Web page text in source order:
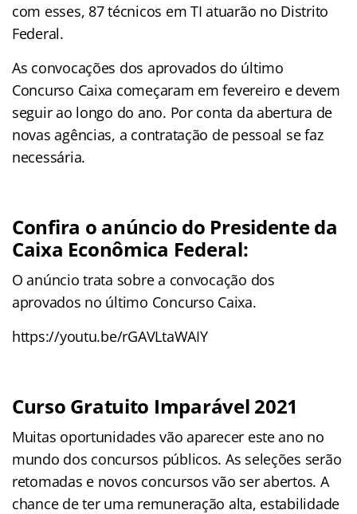
com esses, 87 técnicos em TI atuarão no Distrito
Federal.
As convocações dos aprovados do último
Concurso Caixa começaram em fevereiro e devem
seguir ao longo do ano. Por conta da abertura de
novas agências, a contratação de pessoal se faz
necessária.
Confira o anúncio do Presidente da
Caixa Econômica Federal:
O anúncio trata sobre a convocação dos
aprovados no último Concurso Caixa.
https://youtu.be/rGAVLtaWAIY
Curso Gratuito Imparável 2021
Muitas oportunidades vão aparecer este ano no
mundo dos concursos públicos. As seleções serão
retomadas e novos concursos vão ser abertos. A
chance de ter uma remuneração alta, estabilidade